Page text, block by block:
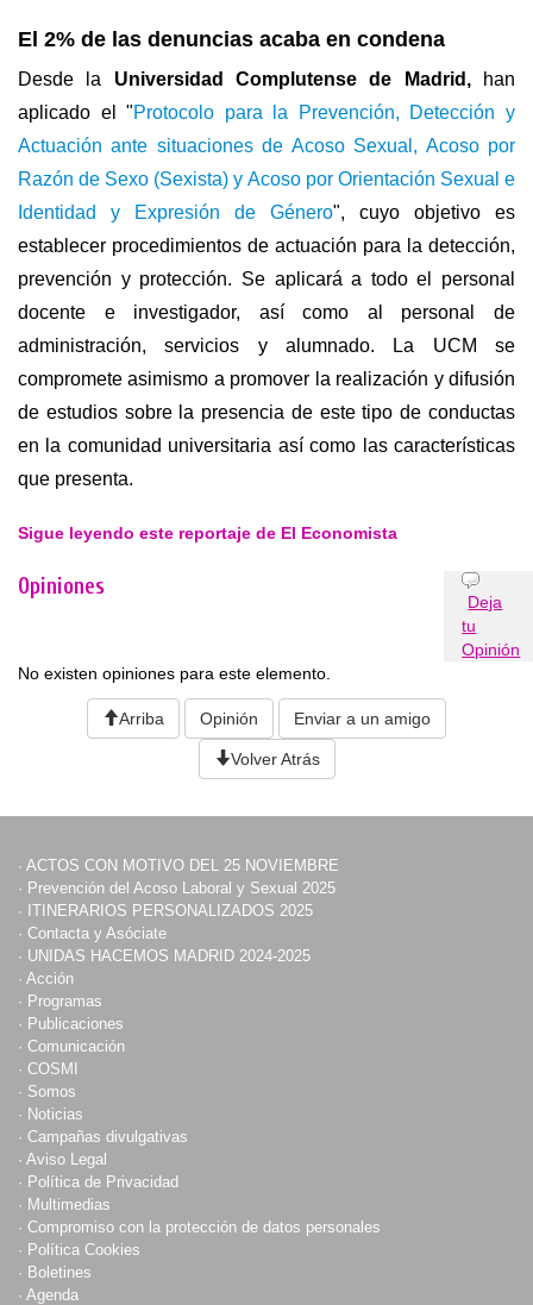
El 2% de las denuncias acaba en condena
Desde la Universidad Complutense de Madrid,
han
aplicado el "Protocolo para la Prevención, Detección y
Actuación ante situaciones de Acoso Sexual, Acoso por
Razón de Sexo (Sexista) y Acoso por Orientación Sexual e
Identidad y Expresión de Género", cuyo objetivo es
establecer procedimientos de actuación para la detección,
prevención y protección. Se aplicará a todo el personal
docente e investigador, así como al personal de
administración, servicios y alumnado. La UCM se
compromete asimismo a promover la realización y difusión
de estudios sobre la presencia de este tipo de conductas
en la comunidad universitaria así como las características
que presenta.
Sigue leyendo este reportaje de El Economista
Opiniones
Deja
tu
Opinión
No existen opiniones para este elemento.
Arriba Opinión Enviar a un amigo
Volver Atrás
· ACTOS CON MOTIVO DEL 25 NOVIEMBRE
· Prevención del Acoso Laboral y Sexual 2025
· ITINERARIOS PERSONALIZADOS 2025
· Contacta y Asóciate
· UNIDAS HACEMOS MADRID 2024-2025
· Acción
· Programas
· Publicaciones
· Comunicación
· COSMI
· Somos
· Noticias
· Campañas divulgativas
· Aviso Legal
· Política de Privacidad
· Multimedias
· Compromiso con la protección de datos personales
· Política Cookies
· Boletines
· Agenda